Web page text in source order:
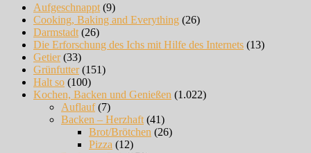
Aufgeschnappt (9)
Cooking, Baking and Everything (26)
Darmstadt (26)
Die Erforschung des Ichs mit Hilfe des Internets (13)
Getier(33)
Grünfutter(151)
Halt so (100)
Kochen, Backen und Genießen (1.022)
Auflauf(7)
Backen – Herzhaft (41)
Brot/Brötchen (26)
Pizza (12)